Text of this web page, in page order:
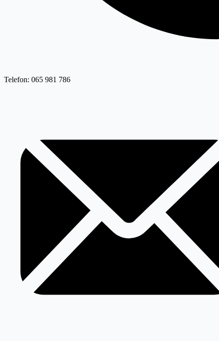
Telefon: 065 981 786